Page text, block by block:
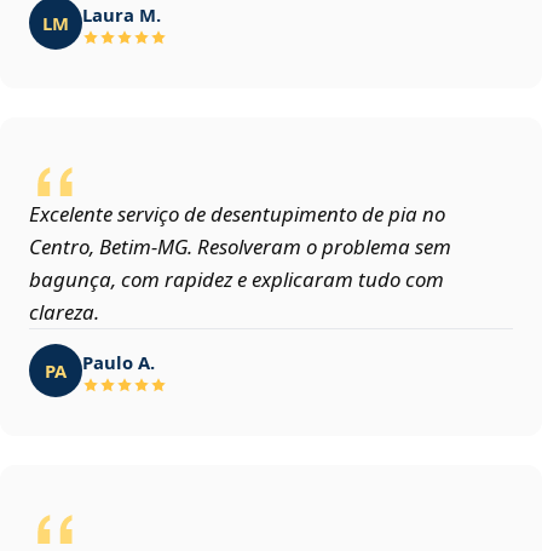
LM Laura M.
Excelente serviço de desentupimento de pia no
Centro, Betim‑MG. Resolveram o problema sem
bagunça, com rapidez e explicaram tudo com
clareza.
PA Paulo A.